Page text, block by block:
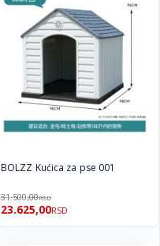
BOLZZ Kućica za pse 001
31.500,00RSD
23.625,00RSD